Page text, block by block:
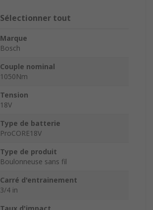
Sélectionner tout
Marque
Bosch
Couple nominal
1050Nm
Tension
18V
Type de batterie
ProCORE18V
Type de produit
Boulonneuse sans fil
Carré d'entrainement
3/4 in